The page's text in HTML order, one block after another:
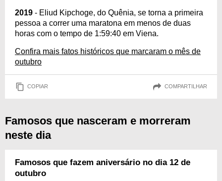
2019 - Eliud Kipchoge, do Quênia, se torna a primeira
pessoa a correr uma maratona em menos de duas
horas com o tempo de 1:59:40 em Viena.
Confira mais fatos históricos que marcaram o mês de
outubro
COPIAR COMPARTILHAR
Famosos que nasceram e morreram
neste dia
Famosos que fazem aniversário no dia 12 de
outubro